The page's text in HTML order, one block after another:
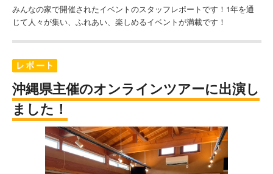
みんなの家で開催されたイベントのスタッフレポートです！1年を通
じて人々が集い、ふれあい、楽しめるイベントが満載です！
沖縄県主催のオンラインツアーに出演し
ました！